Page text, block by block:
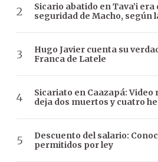
Sicario abatido en Tava’i
seguridad de Macho, según
Hugo Javier cuenta su
Franca de Latele
Sicariato en Caazapá: Video
deja dos muertos y cuatro
Descuento del salario:
permitidos por ley